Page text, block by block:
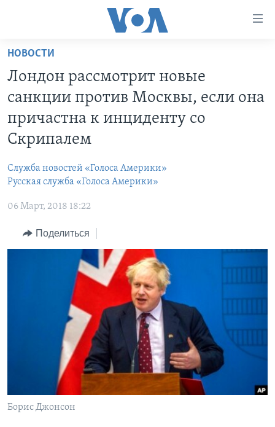
Перейти
основной
контент
основной
Перейти
поиск
ПРОГРАММЫ
ПОЧЕМУ ЭТО ВАЖНО?
АМЕРИКА. БОЛЬШОЕ ПУТЕШЕСТВИЕ
А КАК В АМЕРИКЕ?
ЭКСПЕРТИЗА
ФАКТЫ ПРОТИВ ФЕЙКОВ
ПОДПИСКА НА НОВОСТИ
Learning English
СОЦИАЛЬНЫЕ СЕТИ
НОВОСТИ
Лондон рассмотрит новые
санкции против Москвы, если она
причастна к инциденту со
Скрипалем
Служба новостей «Голоса Америки»
Русская служба «Голоса Америки»
06 Март, 2018 18:22
Поделиться
Борис Джонсон